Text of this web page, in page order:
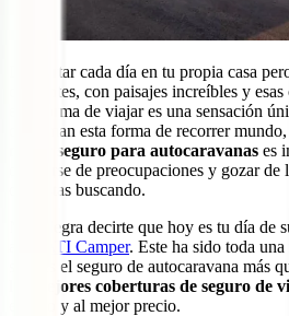
Despertar cada día en tu propia casa
diferentes, con paisajes increíbles y esas
esta forma de viajar es una sensación
que aman esta forma de recorrer
mejor seguro para autocaravanas es
olvidarse de preocupaciones y gozar de
que estas buscando.
Nos alegra decirte que hoy es tu día de
IATI Camper. Este ha sido toda
solo es el seguro de autocaravana más
las mejores coberturas de seguro de
en uno y al mejor precio.